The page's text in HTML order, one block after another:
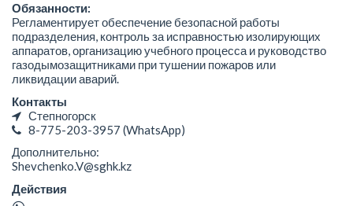
Обязанности:
Регламентирует обеспечение безопасной работы
подразделения, контроль за исправностью изолирующих
аппаратов, организацию учебного процесса и руководство
газодымозащитниками при тушении пожаров или
ликвидации аварий.
Контакты
Степногорск
8-775-203-3957 (WhatsApp)
Дополнительно:
Shevchenko.V@sghk.kz
Действия